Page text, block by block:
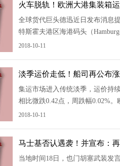
火车脱轨！欧洲大港集装箱
全球货代巨头德迅近日发布消息
特斯霍夫港区海港码头（
轨道的可用性，运营因此关闭。
2018-10-11
淡季运价走低！船司再公布
集运市场进入传统淡季，运价持
相比微跌0.42点，周跌幅0.02%
10月18日，上海港出口至美西和
2018-10-11
马士基否认遇袭！并宣布：再
当地时间18日，也门胡塞武装发